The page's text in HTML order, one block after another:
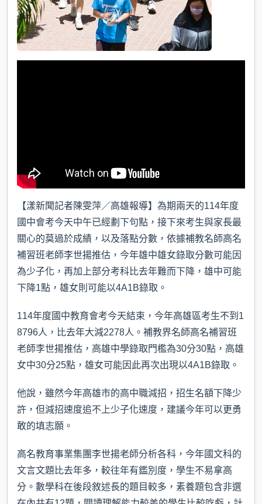
【漾新聞記者陳雯萍／高雄報導】為期兩天的114年度
國中會考今天中午已經劃下句點，接下來考生與家長最
關心的莫過於成績，以及落點分數，依據補教名師高名
補習班老師李世揚推估，今年雄中雄女錄取分數可能因
為少子化，再加上部分考科比去年難而下降，雄中可能
下降1點，雄女則可能以4A1B錄取。
114年度國中教育會考今天結束，今年高雄區考生不到1
8796人，比去年大減2278人。補教界名師高名補習班
老師李世揚推估，高雄中學錄取門檻為30分30點，高雄
女中30分25點，雄女可能因此再次出現以4A1B錄取。
他說，雖然今年高雄市的高中職減招，招生名額下降少
許，但減招速度追不上少子化速度，建議今年可以更勇
敢的填志願。
高名教育事業集團李世揚老師分析各科，今年國文科的
文言文題比去年多，較往年有鑑別度，學生不易拿高
分。數學科在後段敘述長的題目較多，素養題包含非選